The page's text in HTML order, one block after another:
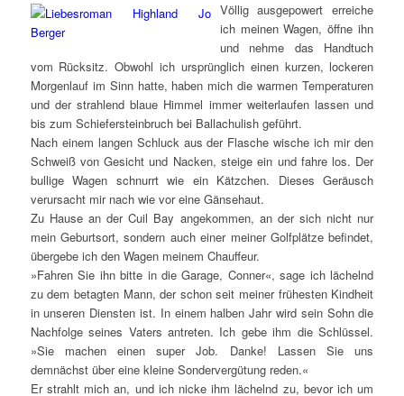
Völlig ausgepowert erreiche
ich meinen Wagen, öffne ihn
und nehme das Handtuch
vom Rücksitz. Obwohl ich ursprünglich einen kurzen, lockeren
Morgenlauf im Sinn hatte, haben mich die warmen Temperaturen
und der strahlend blaue Himmel immer weiterlaufen lassen und
bis zum Schiefersteinbruch bei Ballachulish geführt.
Nach einem langen Schluck aus der Flasche wische ich mir den
Schweiß von Gesicht und Nacken, steige ein und fahre los. Der
bullige Wagen schnurrt wie ein Kätzchen. Dieses Geräusch
verursacht mir nach wie vor eine Gänsehaut.
Zu Hause an der Cuil Bay angekommen, an der sich nicht nur
mein Geburtsort, sondern auch einer meiner Golfplätze befindet,
übergebe ich den Wagen meinem Chauffeur.
»Fahren Sie ihn bitte in die Garage, Conner«, sage ich lächelnd
zu dem betagten Mann, der schon seit meiner frühesten Kindheit
in unseren Diensten ist. In einem halben Jahr wird sein Sohn die
Nachfolge seines Vaters antreten. Ich gebe ihm die Schlüssel.
»Sie machen einen super Job. Danke! Lassen Sie uns
demnächst über eine kleine Sondervergütung reden.«
Er strahlt mich an, und ich nicke ihm lächelnd zu, bevor ich um